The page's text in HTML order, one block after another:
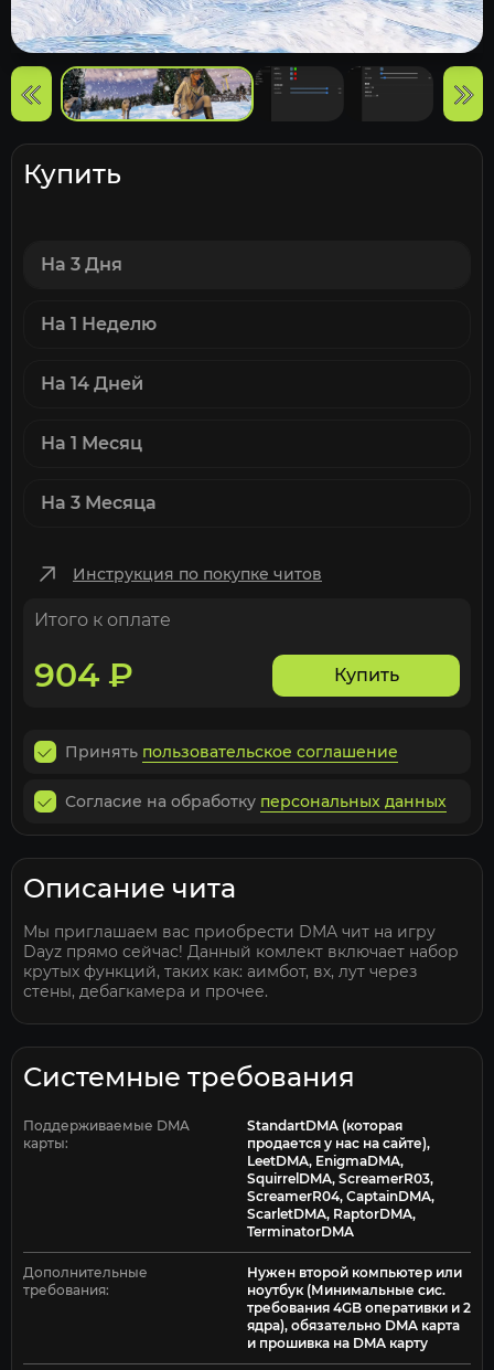
Купить
На 3 Дня
На 1 Неделю
На 14 Дней
На 1 Месяц
На 3 Месяца
Инструкция по покупке читов
Итого к оплате
904 ₽ Купить
Принять пользовательское соглашение
Согласие на обработку персональных данных
Описание чита
Мы приглашаем вас приобрести DMA чит на игру
Dayz прямо сейчас! Данный комлект включает набор
крутых функций, таких как: аимбот, вх, лут через
стены, дебагкамера и прочее.
Системные требования
Поддерживаемые DMA
карты:
StandartDMA (которая
продается у нас на сайте),
LeetDMA, EnigmaDMA,
SquirrelDMA, ScreamerR03,
ScreamerR04, CaptainDMA,
ScarletDMA, RaptorDMA,
TerminatorDMA
Дополнительные
требования:
Нужен второй компьютер или
ноутбук (Минимальные сис.
требования 4GB оперативки и 2
ядра), обязательно DMA карта
и прошивка на DMA карту